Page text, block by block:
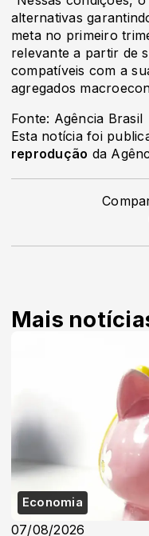
alternativas
meta no primeiro
relevante a partir de
compatíveis com a
agregados
Fonte: Agência Brasil
Esta notícia foi
reprodução da
Mais
Economia
07/08/2026